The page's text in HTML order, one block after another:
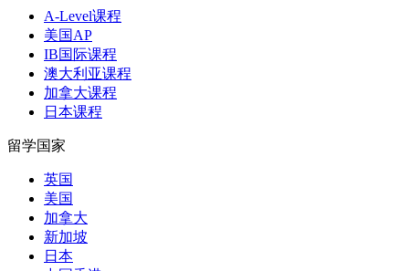
A-Level课程
美国AP
IB国际课程
澳大利亚课程
加拿大课程
日本课程
留学国家
英国
美国
加拿大
新加坡
日本